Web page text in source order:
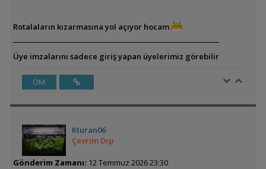
Rotalaların kızarmasına yol açıyor hocam
Üye imzalarını sadece giriş yapan üyelerimiz görebilir
ÖM
Kturan06
Çevrim Dışı
Gönderim Zamanı: 12 Temmuz 2026 23:30